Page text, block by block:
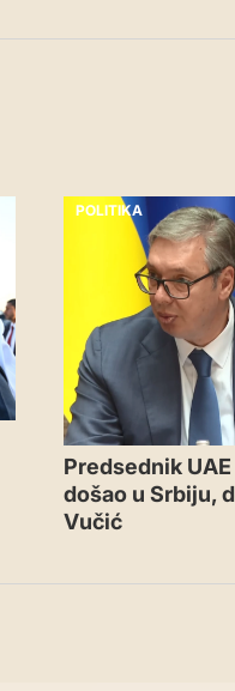
POLITIKA
Predsednik
došao u Srbiju,
Vučić